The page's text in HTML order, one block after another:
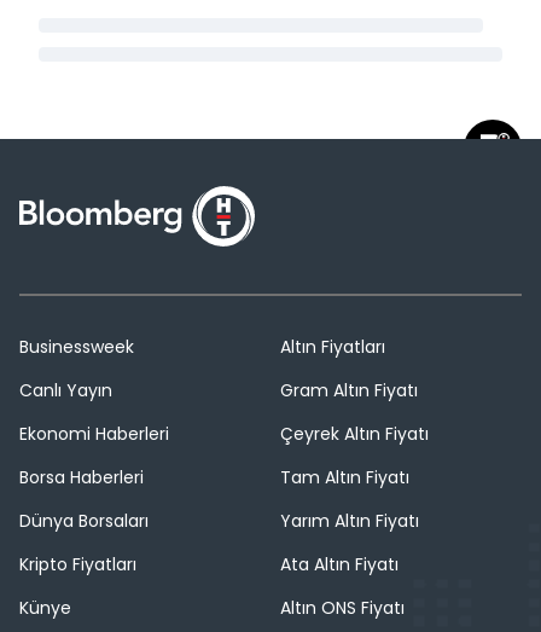
Businessweek
Canlı Yayın
Ekonomi Haberleri
Borsa Haberleri
Dünya Borsaları
Kripto Fiyatları
Künye
Altın Fiyatları
Gram Altın Fiyatı
Çeyrek Altın Fiyatı
Tam Altın Fiyatı
Yarım Altın Fiyatı
Ata Altın Fiyatı
Altın ONS Fiyatı